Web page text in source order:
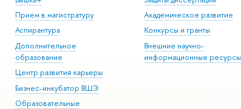
Прием в магистратуру
Аспирантура
Дополнительное
образование
Центр развития карьеры
Бизнес-инкубатор ВШЭ
Образовательные
Академическое развитие
Конкурсы и гранты
нешние научно-
информационные ресурсы